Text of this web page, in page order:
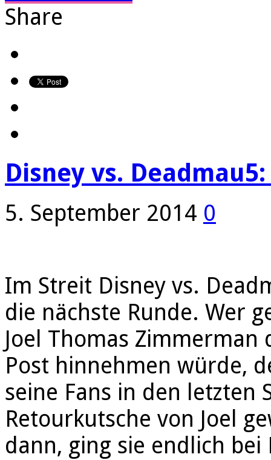
Share
Disney vs.
5. September 2014 0
Im Streit Disney vs.
die nächste Runde. Wer
Joel Thomas
Post hinnehmen würde,
seine Fans in den letzten
Retourkutsche von Joel
dann, ging sie endlich